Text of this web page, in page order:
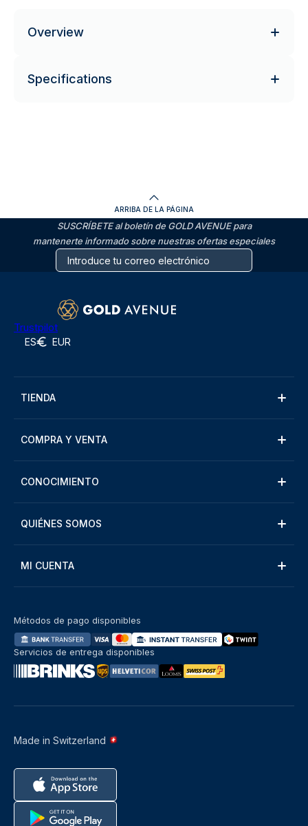
Overview
Specifications
ARRIBA DE LA PÁGINA
SUSCRÍBETE al boletín de GOLD AVENUE para
mantenerte informado sobre nuestras ofertas especiales
Trustpilot
ES EUR
TIENDA
COMPRA Y VENTA
CONOCIMIENTO
QUIÉNES SOMOS
MI CUENTA
Made in Switzerland
Métodos de pago disponibles
Servicios de entrega disponibles